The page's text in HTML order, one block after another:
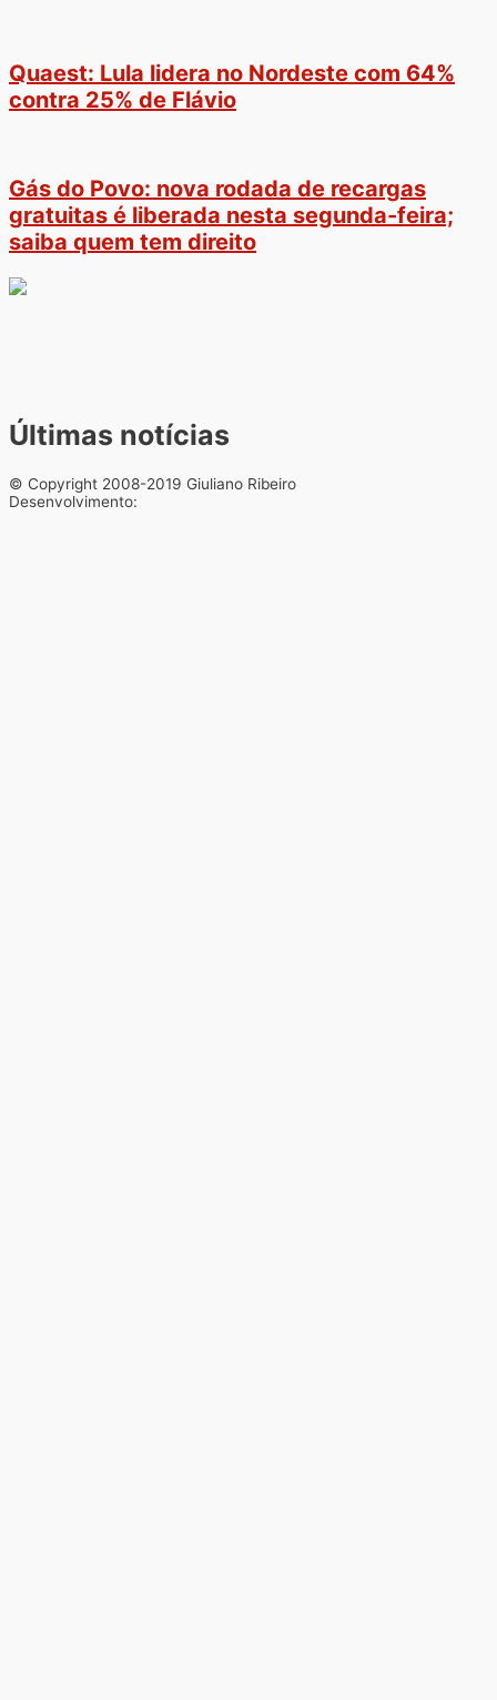
Quaest: Lula lidera no Nordeste com 64%
contra 25% de Flávio
Gás do Povo: nova rodada de recargas
gratuitas é liberada nesta segunda-feira;
saiba quem tem direito
Últimas notícias
© Copyright 2008-2019 Giuliano Ribeiro
Desenvolvimento: